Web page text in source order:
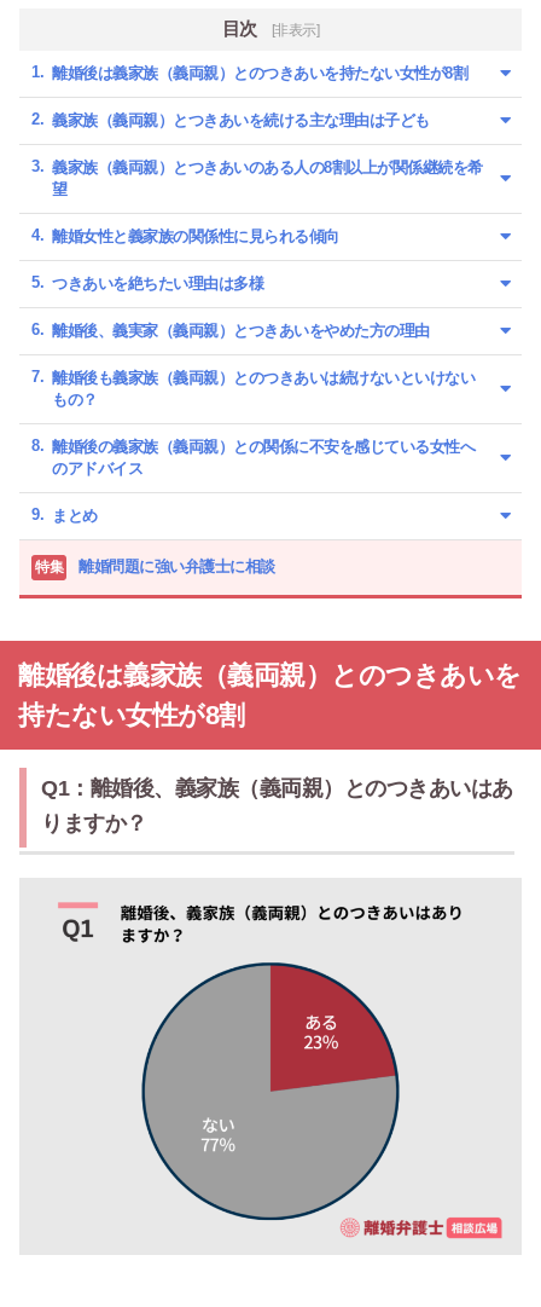
目次 [非表示]
離婚後は義家族（義両親）とのつきあいを持たない女性が8割
義家族（義両親）とつきあいを続ける主な理由は子ども
義家族（義両親）とつきあいのある人の8割以上が関係継続を希
望
離婚女性と義家族の関係性に見られる傾向
つきあいを絶ちたい理由は多様
離婚後、義実家（義両親）とつきあいをやめた方の理由
離婚後も義家族（義両親）とのつきあいは続けないといけない
もの？
離婚後の義家族（義両親）との関係に不安を感じている女性へ
のアドバイス
まとめ
特集 離婚問題に強い弁護士に相談
離婚後は義家族（義両親）とのつきあいを
持たない女性が8割
Q1：離婚後、義家族（義両親）とのつきあいはあ
りますか？